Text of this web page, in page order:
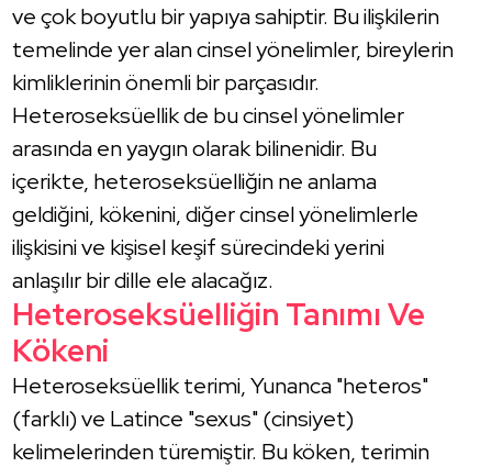
ve çok boyutlu bir yapıya sahiptir. Bu ilişkilerin
temelinde yer alan cinsel yönelimler, bireylerin
kimliklerinin önemli bir parçasıdır.
Heteroseksüellik de bu cinsel yönelimler
arasında en yaygın olarak bilinenidir. Bu
içerikte, heteroseksüelliğin ne anlama
geldiğini, kökenini, diğer cinsel yönelimlerle
ilişkisini ve kişisel keşif sürecindeki yerini
anlaşılır bir dille ele alacağız.
Heteroseksüelliğin Tanımı Ve
Kökeni
Heteroseksüellik terimi, Yunanca "heteros"
(farklı) ve Latince "sexus" (cinsiyet)
kelimelerinden türemiştir. Bu köken, terimin